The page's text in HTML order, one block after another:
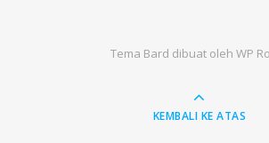
Tema Bard dibuat oleh WP
KEMBALI KE ATAS